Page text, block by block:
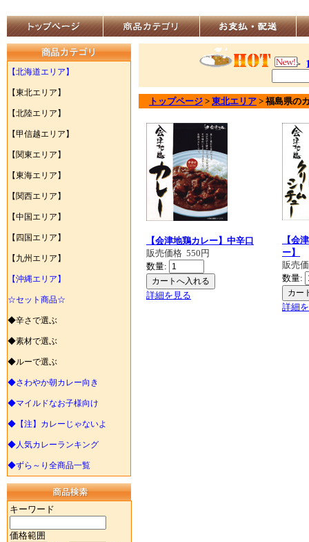
【北海道エリア】
【東北エリア】
【北陸エリア】
【甲信越エリア】
【関東エリア】
【東海エリア】
【関西エリア】
【中国エリア】
【四国エリア】
【九州エリア】
【沖縄エリア】
☆セット商品☆
◆辛さで選ぶ
◆素材で選ぶ
◆ルーで選ぶ
◆さわやか朝カレー向き
◆マイルドなお子様向け
◆【注】カレーじゃないよ
◆人気カレーランキング
◆ずら～り全商品一覧
キーワード
価格範囲
トップページ > 東北エリア > 福島県の
【会津地鶏カレー】中辛口
販売価格 550円
数量:
詳細を見る
【会
ー】
販売
数量:
詳細